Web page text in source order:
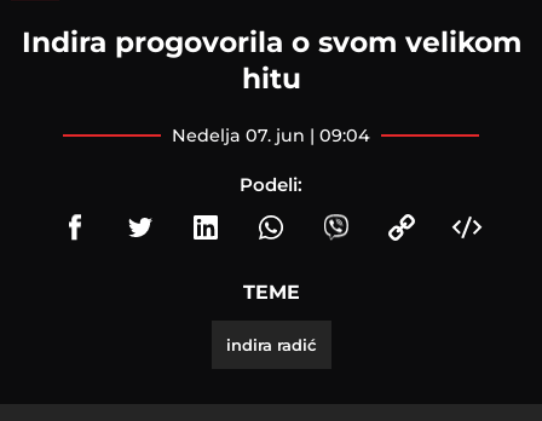
Indira progovorila o svom velikom
hitu
nedelja 07. jun | 09:04
Podeli:
TEME
indira radić